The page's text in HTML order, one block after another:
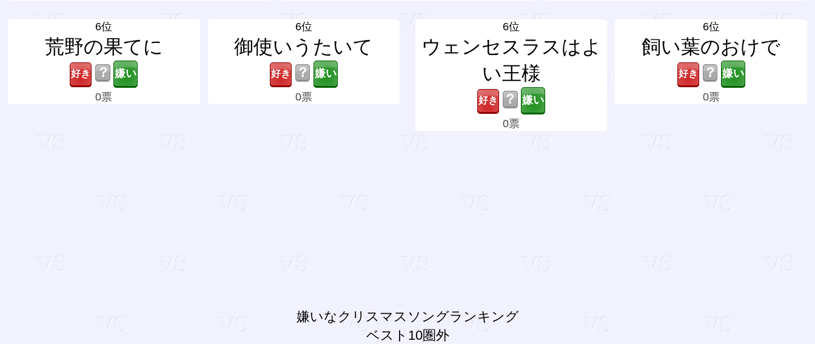
6位
荒野の果てに
？
0票
6位
御使いうたいて
？
0票
6位
ウェンセスラスはよ
い王様
？
0票
6位
飼い葉のおけで
？
0票
嫌いなクリスマスソングランキング
ベスト10圏外